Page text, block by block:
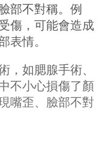
部不對稱。例
傷，可能會造成
表情。
如腮腺手術、
不小心損傷了顏
嘴歪、臉部不對